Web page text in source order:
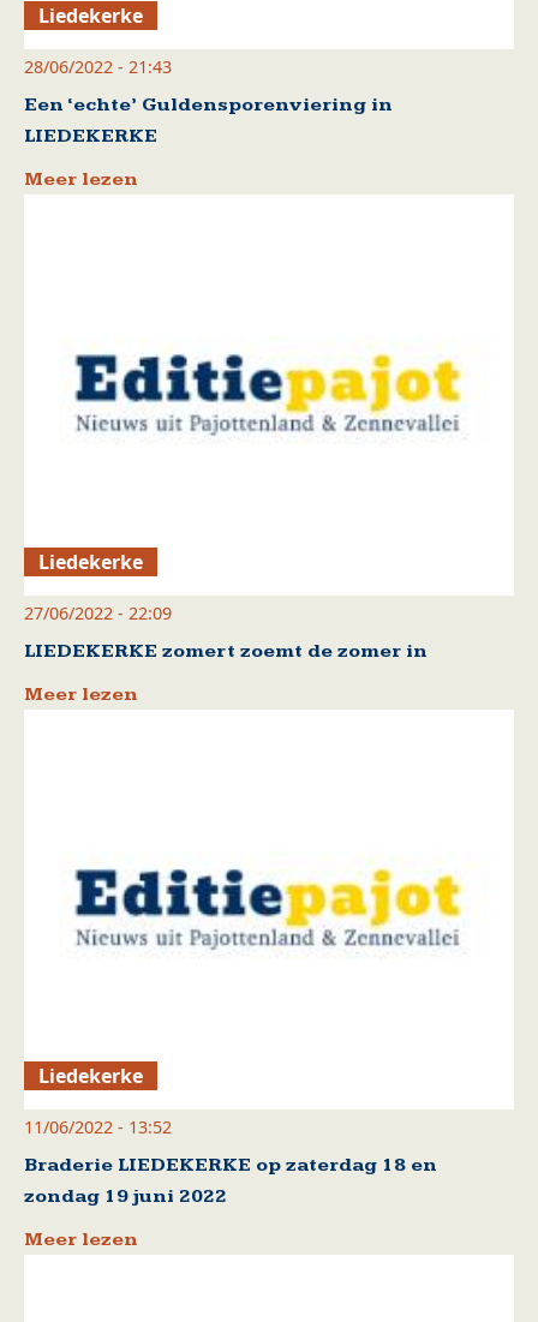
Liedekerke
28/06/2022 - 21:43
Een ‘echte’ Guldensporenviering in
LIEDEKERKE
Meer lezen
Liedekerke
27/06/2022 - 22:09
LIEDEKERKE zomert zoemt de zomer in
Meer lezen
Liedekerke
11/06/2022 - 13:52
Braderie LIEDEKERKE op zaterdag 18 en
zondag 19 juni 2022
Meer lezen